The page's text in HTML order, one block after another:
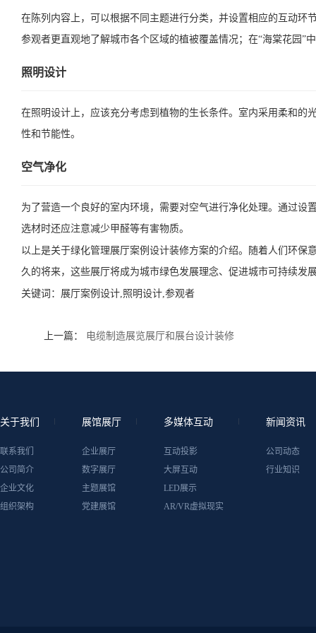
在陈列内容上，可以根据不同主题进行分类，并设置相应的互动环
参观者更直观地了解城市各个区域的植被覆盖情况；在“海棠花园”
照明设计
在照明设计上，应该充分考虑到植物的生长条件。室内采用柔和
性和节能性。
空气净化
为了营造一个良好的室内环境，需要对空气进行净化处理。通过
选材时还应注意减少甲醛等有害物质。
以上是关于绿化管理展厅案例设计装修方案的介绍。随着人们环
久的将来，这些展厅将成为城市绿色发展理念、促进城市可持续发
关键词： 展厅案例设计,照明设计,参观者
上一篇： 电缆制造展览展厅和展台设计装修
关于我们
联系我们
公司简介
企业文化
组织架构
展馆展厅
企业展厅
数字展厅
主题展馆
党建展馆
多媒体互动
互动投影
大屏互动
LED展示
AR/VR虚拟现实
新闻资讯
公司动态
行业知识